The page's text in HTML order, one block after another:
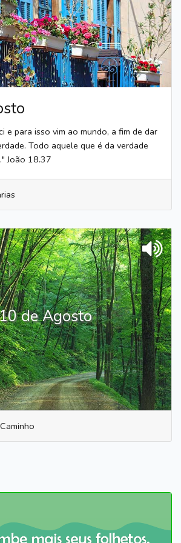
e para isso vim ao mundo, a fim de dar
Todo aquele que é da verdade
João 18.37
de Agosto